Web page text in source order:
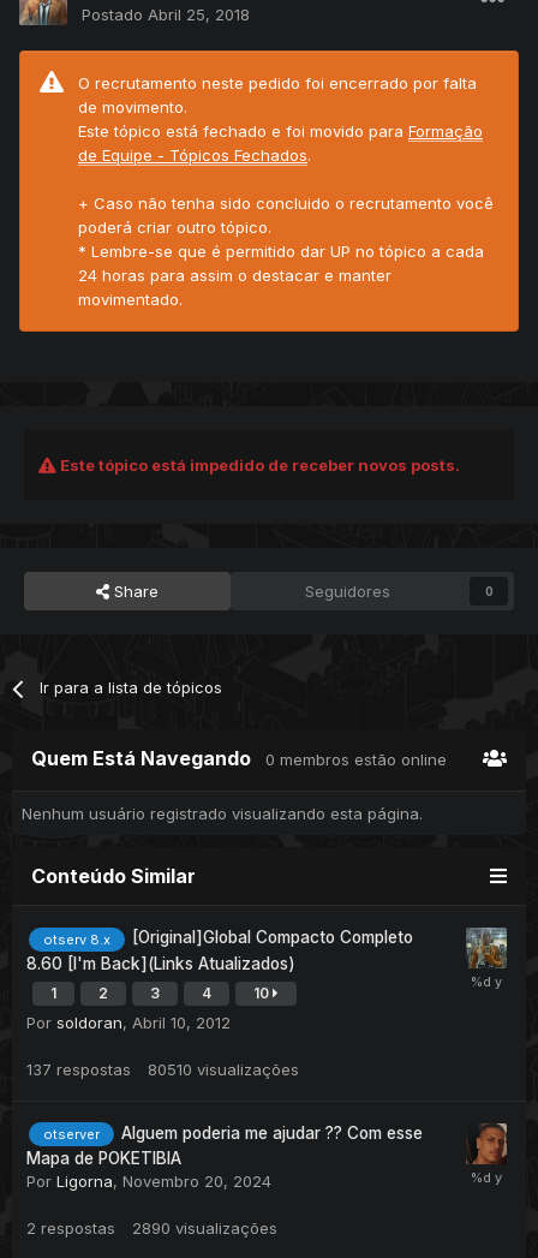
Postado Abril 25, 2018
O recrutamento neste pedido foi encerrado por falta
de movimento.
Este tópico está fechado e foi movido para Formação
de Equipe - Tópicos Fechados.
+ Caso não tenha sido concluido o recrutamento você
poderá criar outro tópico.
* Lembre-se que é permitido dar UP no tópico a cada
24 horas para assim o destacar e manter
movimentado.
Este tópico está impedido de receber novos posts.
Share Seguidores 0
Ir para a lista de tópicos
Quem Está Navegando 0 membros estão online
Nenhum usuário registrado visualizando esta página.
Conteúdo Similar
otserv 8.x
[Original]Global Compacto Completo
8.60 [I'm Back](Links Atualizados)
1 2 3 4 10
Por soldoran, Abril 10, 2012
137 respostas 80510 visualizações
otserver
Alguem poderia me ajudar ?? Com esse
Mapa de POKETIBIA
Por Ligorna, Novembro 20, 2024
2 respostas 2890 visualizações